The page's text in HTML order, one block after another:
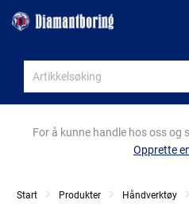
For å kunne handle hos oss og
Opprette
Start Produkter Håndverktøy